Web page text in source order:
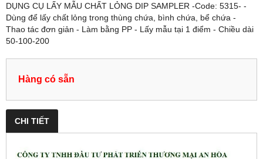
DỤNG CỤ LẤY MẪU CHẤT LỎNG DIP SAMPLER -Code: 5315- -
Dùng để lấy chất lỏng trong thùng chứa, bình chứa, bể chứa -
Thao tác đơn giản - Làm bằng PP - Lấy mẫu tại 1 điểm - Chiều dài
50-100-200
Hàng có sẵn
CHI TIẾT